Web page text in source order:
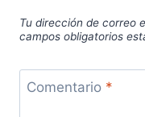
Tu dirección de correo
campos obligatorios
Comentario *